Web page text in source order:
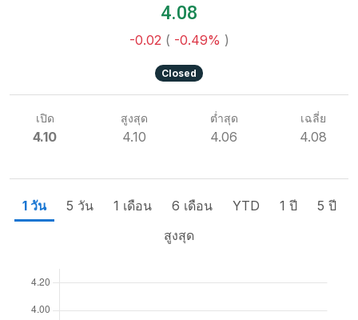
4.08
-0.02 ( -0.49% )
Closed
เปิด
4.10
สูงสุด
4.10
ต่ำสุด
4.06
เฉลี่ย
4.08
1 วัน 5 วัน 1 เดือน 6 เดือน YTD 1 ปี
5 ปี
สูงสุด